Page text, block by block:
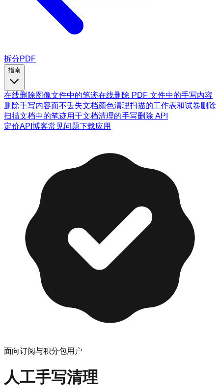
拆分PDF
指南
在线删除图像文件中的笔迹在线删除 PDF 文件中的手写内容
删除手写内容而不丢失文档颜色清理扫描的工作表和试卷删除
扫描文档中的笔迹用于文档清理的手写删除 API
定价API 博客常见问题下载应用
面向订阅与积分包用户
人工手写清理